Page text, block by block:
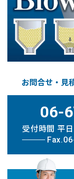
お問合せ・見
06-
受付時間 平